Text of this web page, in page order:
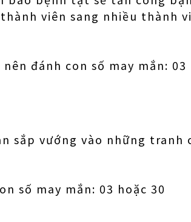
viên sang nhiều thành
đánh con số may mắn: 03
sắp vướng vào những tranh
số may mắn: 03 hoặc 30